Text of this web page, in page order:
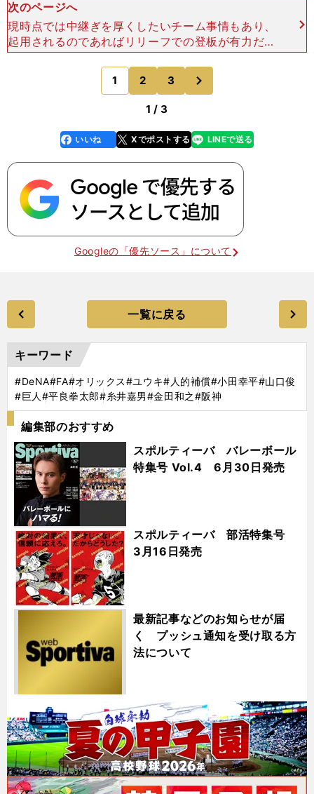
次のページへ
現時点では中継ぎを厚くしたいチーム事情もあり、
起用されるのであればリリーフでの登板が有力だ。
藪氏が続ける。「勝ち試合、負け試合関係なく、ま
ずはリリーフで投げることになるでしょうが、好投
が続けば、クロ
1 2 3
1 / 3
faceboo
k
いいね Xでポストする
line LINEで送る
Googleの「優先ソース」について
一覧に戻る
キーワード
#DeNA#FA#オリックス#ユウキ#人的補償#小田幸平#山口俊
#巨人 #平良拳太郎#糸井嘉男#金田和之#阪神
編集部のおすすめ
スポルティーバ バレーボール
特集号 Vol.4 6月30日発売
スポルティーバ 部活特集号
3月16日発売
最新記事などのお知らせが届
く プッシュ通知を受け取る方
法について